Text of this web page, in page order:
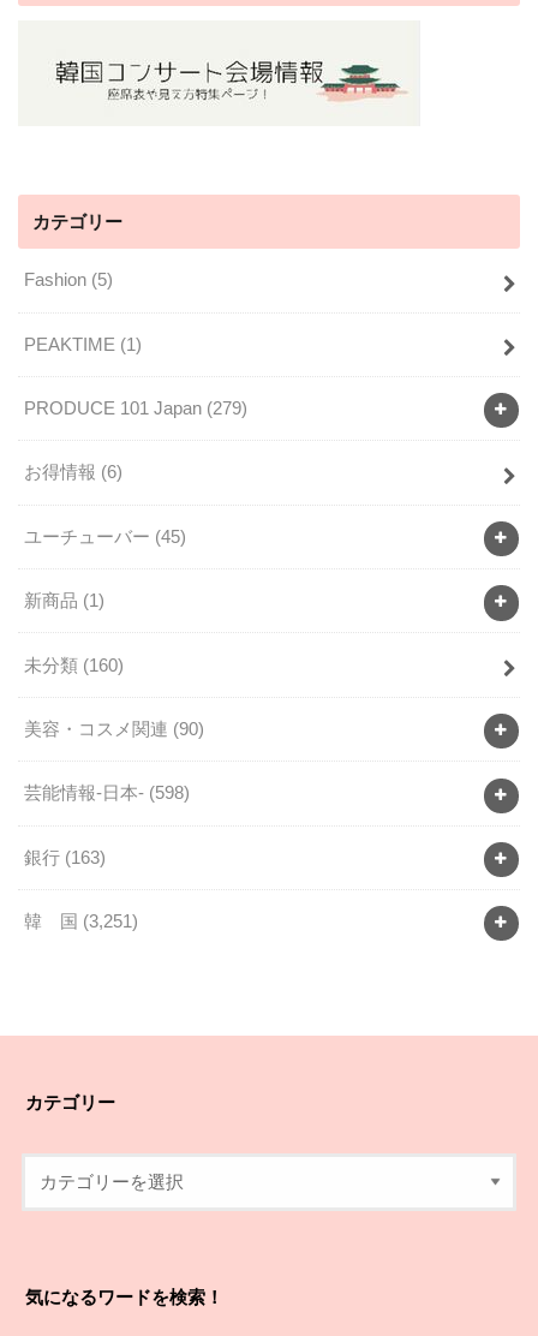
カテゴリー
Fashion (5)
PEAKTIME (1)
PRODUCE 101 Japan (279)
お得情報 (6)
ユーチューバー (45)
新商品 (1)
未分類 (160)
美容・コスメ関連 (90)
芸能情報-日本- (598)
銀行 (163)
韓 国 (3,251)
カテゴリー
気になるワードを検索！